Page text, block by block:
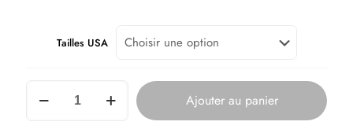
Tailles USA
Ajouter au panier